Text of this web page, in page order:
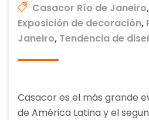
Casacor Río de Janeiro,
Exposición de decoración,
Janeiro, Tendencia de
Casacor es el más grande
de América Latina y el